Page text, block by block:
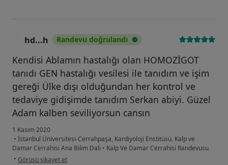
hd...h Randevu doğrulandı
Kendisi Ablamın hastalığı olan HOMOZİGOT
tanıdı GEN hastalığı vesilesi ile tanıdım ve işim
gereği Ülke dışı olduğundan her kontrol ve
tedaviye gidişimde tanıdım Serkan abiyi. Güzel
Adam kalben seviliyorsun cansın
1 Kasım 2020
• İstanbul Üniversitesi-Cerrahpaşa, Kardiyoloji Enstitüsü, Kalp ve
Damar Cerrahisi Ana Bilim Dalı • Kalp Ve Damar Cerrahisi Randevusu
• kullanıcının görüşüne göre hd...h
Görüşü şikayet et